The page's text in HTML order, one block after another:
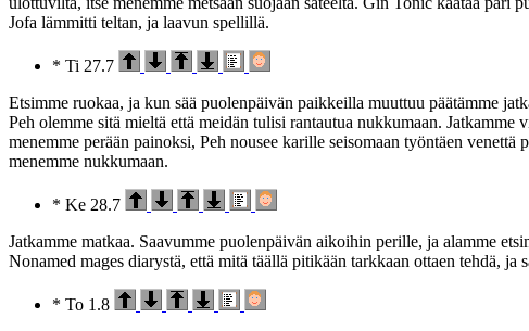
Jofa lämmitti teltan, ja laavun spellillä.
* Ti 27.7
Etsimme ruokaa, ja kun sää puolenpäivän paikkeilla muuttuu päätämme
Peh olemme sitä mieltä että meidän tulisi rantautua nukkumaan.
menemme perään painoksi, Peh nousee karille seisomaan työntäen
menemme nukkumaan.
* Ke 28.7
Jatkamme matkaa. Saavumme puolenpäivän aikoihin perille, ja alamme
Nonamed mages diarystä, että mitä täällä pitikään tarkkaan ottaen tehdä,
* To 1.8